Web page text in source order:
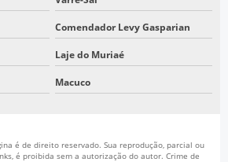
Comendador Levy Gasparian
Laje do Muriaé
Macuco
é de direito reservado. Sua reprodução, parcial ou
é proibida sem a autorização do autor. Crime de